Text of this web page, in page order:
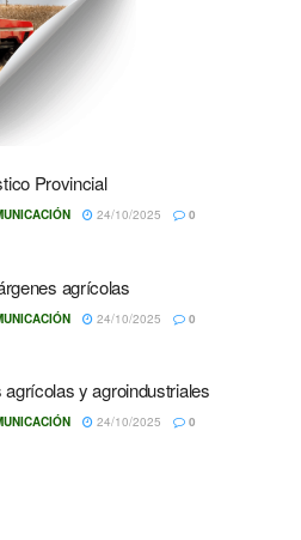
Provincial
24/10/2025 0
agrícolas
24/10/2025 0
y agroindustriales
24/10/2025 0